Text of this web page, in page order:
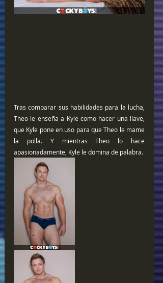
Tras comparar sus habilidades para la lucha,
Theo le enseña a Kyle como hacer una llave,
que Kyle pone en uso para que Theo le mame
la polla. Y mientras Theo lo hace
apasionadamente, Kyle le domina de palabra.